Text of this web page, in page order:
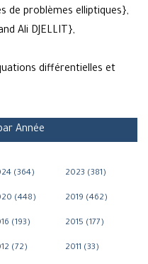
de problèmes elliptiques},
Ali DJELLIT},
différentielles et
Année
(364) 2023 (381)
(448) 2019 (462)
(193) 2015 (177)
(72) 2011 (33)